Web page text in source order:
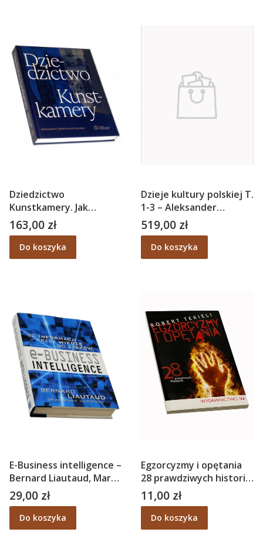
Dziedzictwo
Kunstkamery. Jak
Kazimierz Osiński
tworzył muzeum
Cena
163,00 zł
Do koszyka
Dzieje kultury polskiej T.
1-3 – Aleksander
Bruckner
Cena
519,00 zł
Do koszyka
E-Business intelligence –
Bernard Liautaud, Mark
Hammond
Cena
29,00 zł
Do koszyka
Egzorcyzmy i opętania
28 prawdziwych historii
– Robert Tekieli
Cena
11,00 zł
Do koszyka